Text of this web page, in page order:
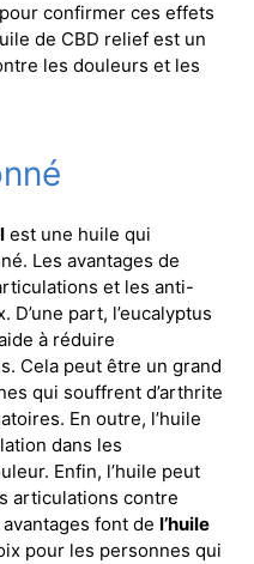
confirmer ces effets
de CBD relief est un
les douleurs et les
est une huile qui
Les avantages de
et les anti-
part, l’eucalyptus
à réduire
Cela peut être un grand
qui souffrent d’arthrite
En outre, l’huile
dans les
Enfin, l’huile peut
articulations contre
font de l’huile
pour les personnes qui